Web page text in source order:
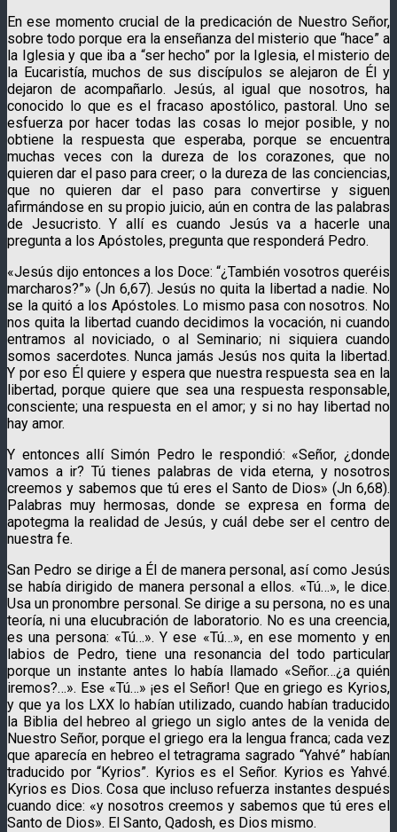
En ese momento crucial de la predicación de Nuestro Señor,
sobre todo porque era la enseñanza del misterio que “hace” a
la Iglesia y que iba a “ser hecho” por la Iglesia, el misterio de
la Eucaristía, muchos de sus discípulos se alejaron de Él y
dejaron de acompañarlo. Jesús, al igual que nosotros, ha
conocido lo que es el fracaso apostólico, pastoral. Uno se
esfuerza por hacer todas las cosas lo mejor posible, y no
obtiene la respuesta que esperaba, porque se encuentra
muchas veces con la dureza de los corazones, que no
quieren dar el paso para creer; o la dureza de las conciencias,
que no quieren dar el paso para convertirse y siguen
afirmándose en su propio juicio, aún en contra de las palabras
de Jesucristo. Y allí es cuando Jesús va a hacerle una
pregunta a los Apóstoles, pregunta que responderá Pedro.
«Jesús dijo entonces a los Doce: “¿También vosotros queréis
marcharos?”» (Jn 6,67). Jesús no quita la libertad a nadie. No
se la quitó a los Apóstoles. Lo mismo pasa con nosotros. No
nos quita la libertad cuando decidimos la vocación, ni cuando
entramos al noviciado, o al Seminario; ni siquiera cuando
somos sacerdotes. Nunca jamás Jesús nos quita la libertad.
Y por eso Él quiere y espera que nuestra respuesta sea en la
libertad, porque quiere que sea una respuesta responsable,
consciente; una respuesta en el amor; y si no hay libertad no
hay amor.
Y entonces allí Simón Pedro le respondió: «Señor, ¿donde
vamos a ir? Tú tienes palabras de vida eterna, y nosotros
creemos y sabemos que tú eres el Santo de Dios» (Jn 6,68).
Palabras muy hermosas, donde se expresa en forma de
apotegma la realidad de Jesús, y cuál debe ser el centro de
nuestra fe.
San Pedro se dirige a Él de manera personal, así como Jesús
se había dirigido de manera personal a ellos. «Tú…», le dice.
Usa un pronombre personal. Se dirige a su persona, no es una
teoría, ni una elucubración de laboratorio. No es una creencia,
es una persona: «Tú…». Y ese «Tú…», en ese momento y en
labios de Pedro, tiene una resonancia del todo particular
porque un instante antes lo había llamado «Señor…¿a quién
iremos?…». Ese «Tú…» ¡es el Señor! Que en griego es Kyrios,
y que ya los LXX lo habían utilizado, cuando habían traducido
la Biblia del hebreo al griego un siglo antes de la venida de
Nuestro Señor, porque el griego era la lengua franca; cada vez
que aparecía en hebreo el tetragrama sagrado “Yahvé” habían
traducido por “Kyrios”. Kyrios es el Señor. Kyrios es Yahvé.
Kyrios es Dios. Cosa que incluso refuerza instantes después
cuando dice: «y nosotros creemos y sabemos que tú eres el
Santo de Dios». El Santo, Qadosh, es Dios mismo.